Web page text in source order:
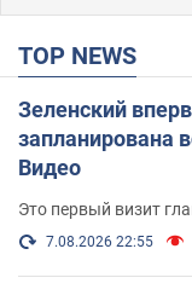
TOP NEWS
Зеленский
запланирована
Видео
Это первый визит
7.08.2026 22:55